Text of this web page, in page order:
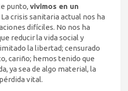
punto, vivimos en un
La crisis sanitaria actual nos ha
difíciles. No nos ha
reducir la vida social y
la libertad; censurado
cariño; hemos tenido que
ya sea de algo material, la
vital.